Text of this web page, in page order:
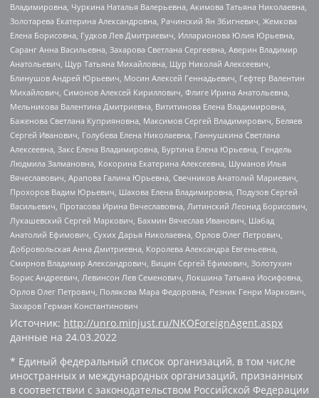
Владимировна, Чуркина Наталья Валерьевна, Акимова Татьяна Николаевна,
Золотарева Екатерина Александровна, Рачинский Ян Збигневич, Жемкова
Елена Борисовна, Гудков Лев Дмитриевич, Илларионова Юлия Юрьевна,
Саранг Анна Васильевна, Захарова Светлана Сергеевна, Аверин Владимир
Анатольевич, Щур Татьяна Михайловна, Щур Николай Алексеевич,
Блинушов Андрей Юрьевич, Мосин Алексей Геннадьевич, Гефтер Валентин
Михайлович, Симонов Алексей Кириллович, Флиге Ирина Анатольевна,
Мельникова Валентина Дмитриевна, Вититинова Елена Владимировна,
Баженова Светлана Куприяновна, Максимов Сергей Владимирович, Беляев
Сергей Иванович, Голубева Елена Николаевна, Ганнушкина Светлана
Алексеевна, Закс Елена Владимировна, Буртина Елена Юрьевна, Гендель
Людмила Залмановна, Кокорина Екатерина Алексеевна, Шуманов Илья
Вячеславович, Арапова Галина Юрьевна, Свечников Анатолий Мариевич,
Прохоров Вадим Юрьевич, Шахова Елена Владимировна, Подузов Сергей
Васильевич, Протасова Ирина Вячеславовна, Литинский Леонид Борисович,
Лукашевский Сергей Маркович, Бахмин Вячеслав Иванович, Шабад
Анатолий Ефимович, Сухих Дарья Николаевна, Орлов Олег Петрович,
Добровольская Анна Дмитриевна, Королева Александра Евгеньевна,
Смирнов Владимир Александрович, Вицин Сергей Ефимович, Золотухин
Борис Андреевич, Левинсон Лев Семенович, Локшина Татьяна Иосифовна,
Орлов Олег Петрович, Полякова Мара Федоровна, Резник Генри Маркович,
Захаров Герман Константинович
Источник: http://unro.minjust.ru/NKOForeignAgent.aspx
данные на 24.03.2022
* Единый федеральный список организаций, в том числе
иностранных и международных организаций, признанных
в соответствии с законодательством Российской Федерации